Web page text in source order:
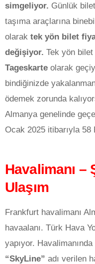
simgeliyor. Günlük
taşıma araçlarına
olarak tek yön bilet
değişiyor. Tek yön bilet
Tageskarte olarak
bindiğinizde
ödemek zorunda
Almanya genelinde
Ocak 2025 itibarıyla 58
Havalimanı –
Ulaşım
Frankfurt havalimanı
havaalanı. Türk Hava
yapıyor.
“SkyLine” adı verilen